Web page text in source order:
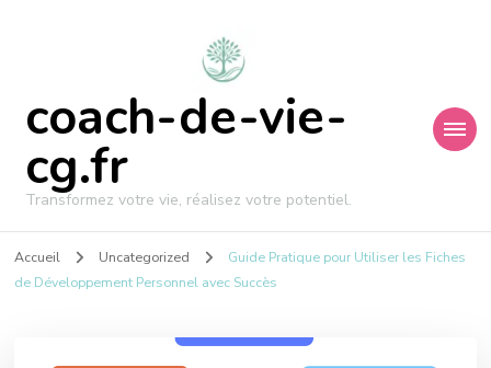
coach-de-vie-
cg.fr
Transformez votre vie, réalisez votre potentiel.
Accueil Uncategorized
Guide Pratique pour Utiliser les Fiches
de Développement Personnel avec Succès